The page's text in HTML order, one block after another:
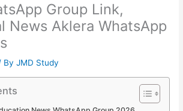
Group Link,
News Aklera WhatsApp
ByJMD Study